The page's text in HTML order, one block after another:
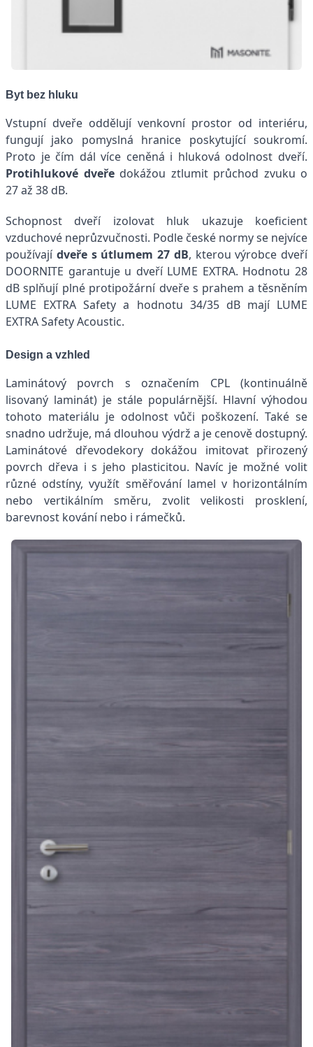
Byt bez hluku
Vstupní dveře oddělují venkovní prostor od interiéru,
fungují jako pomyslná hranice poskytující soukromí.
Proto je čím dál více ceněná i hluková odolnost dveří.
Protihlukové dveře dokážou ztlumit průchod zvuku o
27 až 38 dB.
Schopnost dveří izolovat hluk ukazuje koeficient
vzduchové neprůzvučnosti. Podle české normy se nejvíce
používají dveře s útlumem 27 dB, kterou výrobce dveří
DOORNITE garantuje u dveří LUME EXTRA. Hodnotu 28
dB splňují plné protipožární dveře s prahem a těsněním
LUME EXTRA Safety a hodnotu 34/35 dB mají LUME
EXTRA Safety Acoustic.
Design a vzhled
Laminátový povrch s označením CPL (kontinuálně
lisovaný laminát) je stále populárnější. Hlavní výhodou
tohoto materiálu je odolnost vůči poškození. Také se
snadno udržuje, má dlouhou výdrž a je cenově dostupný.
Laminátové dřevodekory dokážou imitovat přirozený
povrch dřeva i s jeho plasticitou. Navíc je možné volit
různé odstíny, využít směřování lamel v horizontálním
nebo vertikálním směru, zvolit velikosti prosklení,
barevnost kování nebo i rámečků.